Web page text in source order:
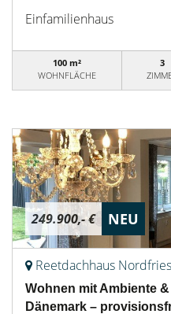
Einfamilienhaus
100 m²
WOHNFLÄCHE
3
249.900,- € NEU
Reetdachhaus
Wohnen mit Ambiente
Dänemark –